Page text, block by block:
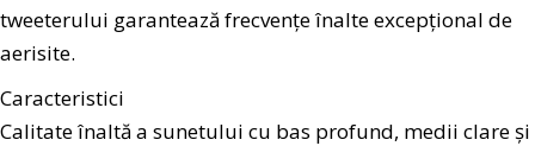
tweeterului garantează frecvențe înalte excepțional de
aerisite.
Caracteristici
Calitate înaltă a sunetului cu bas profund, medii clare și